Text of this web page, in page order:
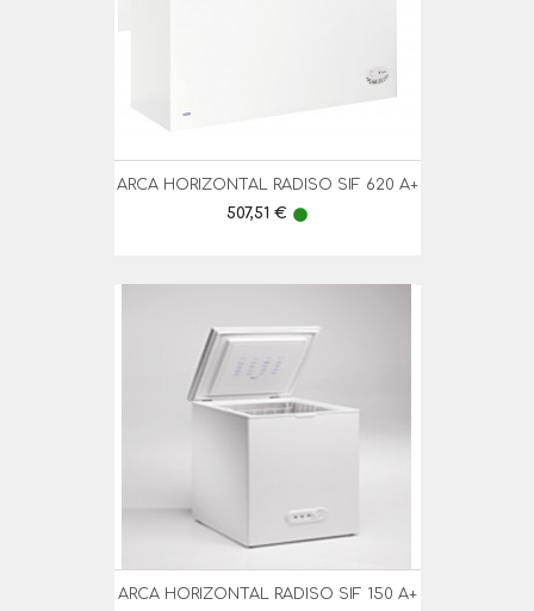
ARCA HORIZONTAL RADISO SIF 620 A+
Preço
507,51 € lens
ARCA HORIZONTAL RADISO SIF 150 A+